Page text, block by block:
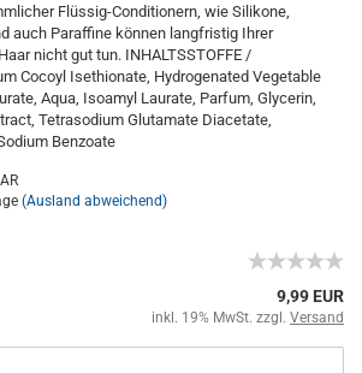
Flüssig-Conditionern, wie Silikone,
auch Paraffine können langfristig Ihrer
nicht gut tun. INHALTSSTOFFE /
Cocoyl Isethionate, Hydrogenated Vegetable
Aqua, Isoamyl Laurate, Parfum, Glycerin,
Tetrasodium Glutamate Diacetate,
Benzoate
(Ausland abweichend)
9,99 EUR
inkl. 19% MwSt. zzgl. Versand